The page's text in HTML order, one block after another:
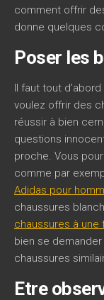
comment offrir
donne quelques
Poser les
Il faut tout
voulez offrir des
réussir à bien
questions
proche. Vous
comme par
Adidas pour
chaussures
chaussures à une
bien se demander
chaussures
Etre